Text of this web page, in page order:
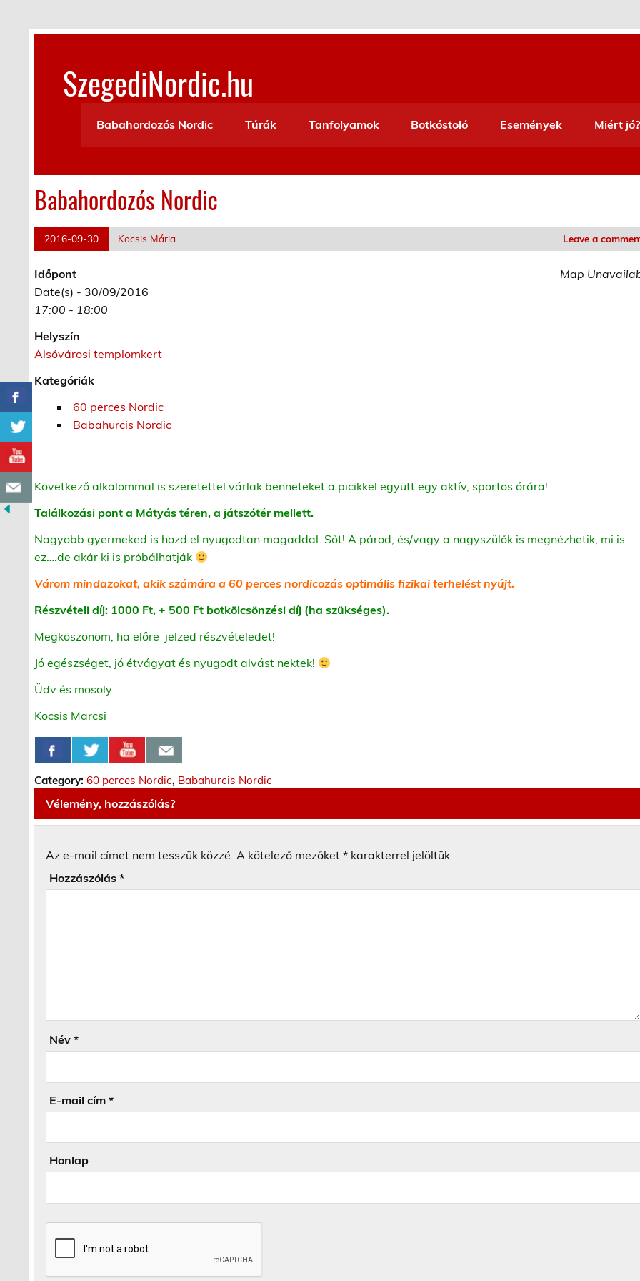
content
SzegediNordic.hu
Babahordozós Nordic
Túrák Tanfolyamok Botkóstoló Események Miért jó?
Babahordozós Nordic
2016-09-30 Kocsis Mária Leave a
Map
Időpont
Date(s) - 30/09/2016
17:00 - 18:00
Helyszín
Alsóvárosi templomkert
Kategóriák
60 perces Nordic
Babahurcis Nordic
Következő alkalommal is szeretettel várlak benneteket a picikkel együtt egy aktív, sportos órára!
Találkozási pont a Mátyás téren, a játszótér mellett.
Nagyobb gyermeked is hozd el nyugodtan magaddal. Sőt! A párod, és/vagy a nagyszülők is megnézhetik, mi is
ez….de akár ki is próbálhatják
Várom mindazokat, akik számára a 60 perces nordicozás optimális fizikai terhelést nyújt.
Részvételi díj: 1000 Ft, + 500 Ft botkölcsönzési díj (ha szükséges).
Megköszönöm, ha előre jelzed részvételedet!
Jó egészséget, jó étvágyat és nyugodt alvást nektek!
Üdv és mosoly:
Kocsis Marcsi
Category:60 perces Nordic, Babahurcis Nordic
Vélemény, hozzászólás?
Az e-mail címet nem tesszük közzé. A kötelező mezőket* karakterrel jelöltük
Hozzászólás*
Név*
E-mail cím*
Honlap